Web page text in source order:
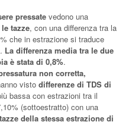
pressate vedono una
tazze, con una differenza tra la
che in estrazione si traduce
La differenza media tra le due
è stata di 0,8%.
non corretta,
visto differenze di TDS di
bassa con estrazioni tra il
(sottoestratto) con una
della stessa estrazione di